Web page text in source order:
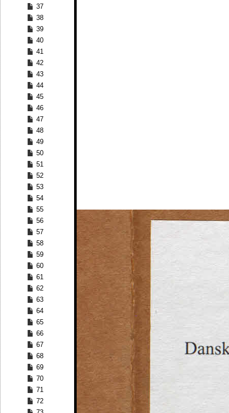
37
38
39
40
41
42
43
44
45
46
47
48
49
50
51
52
53
54
55
56
57
58
59
60
61
62
63
64
65
66
67
68
69
70
71
72